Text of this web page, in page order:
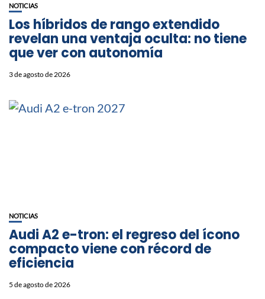
NOTICIAS
Los híbridos de rango extendido
revelan una ventaja oculta: no tiene
que ver con autonomía
3 de agosto de 2026
NOTICIAS
Audi A2 e-tron: el regreso del ícono
compacto viene con récord de
eficiencia
5 de agosto de 2026